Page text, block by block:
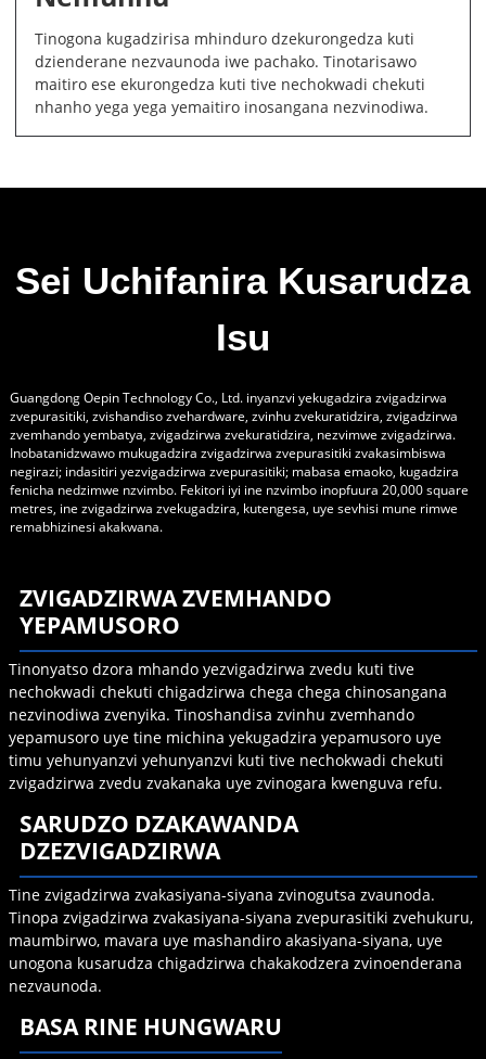
Tinogona kugadzirisa mhinduro dzekurongedza kuti
dzienderane nezvaunoda iwe pachako. Tinotarisawo
maitiro ese ekurongedza kuti tive nechokwadi chekuti
nhanho yega yega yemaitiro inosangana nezvinodiwa.
Sei Uchifanira Kusarudza
Isu
Guangdong Oepin Technology Co., Ltd. inyanzvi yekugadzira zvigadzirwa
zvepurasitiki, zvishandiso zvehardware, zvinhu zvekuratidzira, zvigadzirwa
zvemhando yembatya, zvigadzirwa zvekuratidzira, nezvimwe zvigadzirwa.
Inobatanidzwawo mukugadzira zvigadzirwa zvepurasitiki zvakasimbiswa
negirazi; indasitiri yezvigadzirwa zvepurasitiki; mabasa emaoko, kugadzira
fenicha nedzimwe nzvimbo. Fekitori iyi ine nzvimbo inopfuura 20,000 square
metres, ine zvigadzirwa zvekugadzira, kutengesa, uye sevhisi mune rimwe
remabhizinesi akakwana.
ZVIGADZIRWA ZVEMHANDO
YEPAMUSORO
Tinonyatso dzora mhando yezvigadzirwa zvedu kuti tive
nechokwadi chekuti chigadzirwa chega chega chinosangana
nezvinodiwa zvenyika. Tinoshandisa zvinhu zvemhando
yepamusoro uye tine michina yekugadzira yepamusoro uye
timu yehunyanzvi yehunyanzvi kuti tive nechokwadi chekuti
zvigadzirwa zvedu zvakanaka uye zvinogara kwenguva refu.
SARUDZO DZAKAWANDA
DZEZVIGADZIRWA
Tine zvigadzirwa zvakasiyana-siyana zvinogutsa zvaunoda.
Tinopa zvigadzirwa zvakasiyana-siyana zvepurasitiki zvehukuru,
maumbirwo, mavara uye mashandiro akasiyana-siyana, uye
unogona kusarudza chigadzirwa chakakodzera zvinoenderana
nezvaunoda.
BASA RINE HUNGWARU